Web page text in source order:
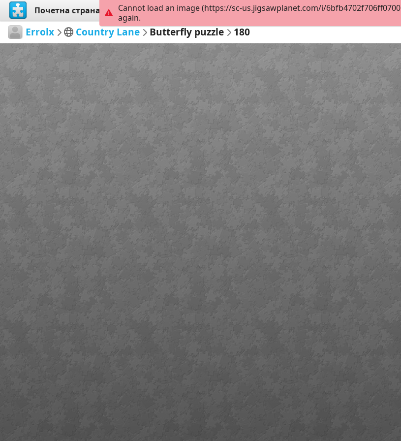
Почетна страна Истражи Креирај
Errolx Country Lane Butterfly puzzle 180
Cannot load an image (https://sc-us.jigsawplanet.com/i/
again.